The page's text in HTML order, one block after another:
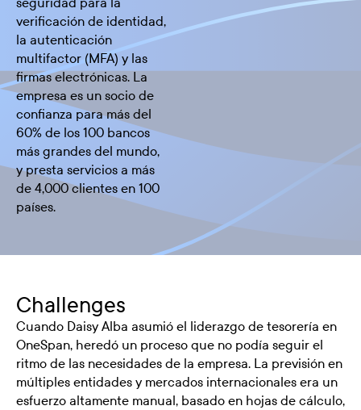
verificación de identidad,
la autenticación
multifactor (MFA) y las
firmas electrónicas. La
empresa es un socio de
confianza para más del
60% de los 100 bancos
más grandes del mundo,
y presta servicios a más
de 4,000 clientes en 100
países.
Challenges
Cuando Daisy Alba asumió el liderazgo de tesorería en
OneSpan, heredó un proceso que no podía seguir el
ritmo de las necesidades de la empresa. La previsión en
múltiples entidades y mercados internacionales era un
esfuerzo altamente manual, basado en hojas de cálculo,